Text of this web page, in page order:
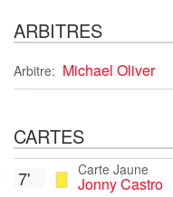
ARBITRES
Arbitre: Michael Oliver
CARTES
Carte Jaune
Jonny Castro
7'